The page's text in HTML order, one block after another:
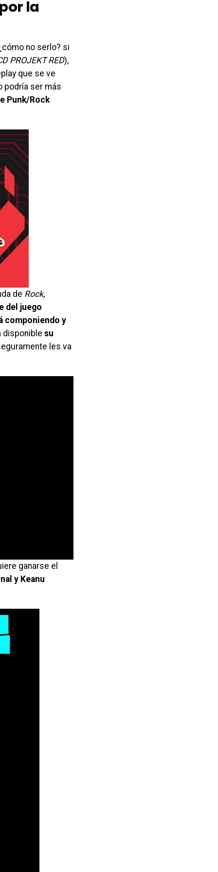
la
no serlo? si
PROJEKT RED),
que se ve
podría ser más
Punk/Rock
de Rock,
del juego
componiendo y
disponible su
les va
ganarse el
y Keanu